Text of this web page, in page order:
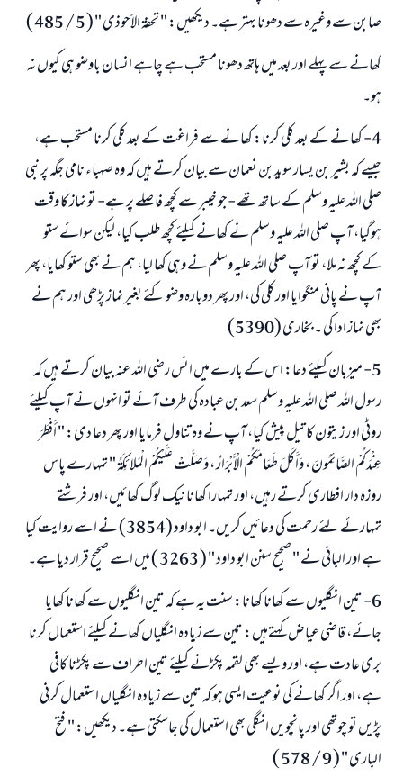
صابن سے وغیرہ سے دھونا بہتر ہے۔ دیکھیں: " تحفة الأحوذی " ( 5 / 485 )
کھانے سے پہلے اور بعد میں ہاتھ دھونا مستحب ہے چاہے انسان باوضو ہی کیوں نہ
ہو۔
4- کھانے کے بعد کلی کرنا: کھانے سے فراغت کے بعد کلی کرنا مستحب ہے،
جیسے کہ بشیر بن یسار سوید بن نعمان سے بیان کرتے ہیں کہ وہ صہباء نامی جگہ پر نبی
صلی اللہ علیہ وسلم کے ساتھ تھے -جو خیبر سے کچھ فاصلے پر ہے- تو نماز کا وقت
ہوگیا، آپ صلی اللہ علیہ وسلم نے کھانے کیلئے کچھ طلب کیا، لیکن سوائے ستو
کے کچھ نہ ملا، تو آپ صلی اللہ علیہ وسلم نے وہی کھا لیا، ہم نے بھی ستو کھایا، پھر
آپ نے پانی منگوایا اور کلی کی، اور پھر دوبارہ وضو کئے بغیر نماز پڑھی اور ہم نے
بھی نماز ادا کی ۔ بخاری (5390)
5- میزبان کیلئے دعا: اس کے بارے میں انس رضی اللہ عنہ بیان کرتے ہیں کہ
رسول اللہ صلی اللہ علیہ وسلم سعد بن عبادہ کی طرف آئے تو انہوں نے آپ کیلئے
روٹی اور زیتون کا تیل پیش کیا، آپ نے وہ تناول فرمایا اور پھر دعا دی: " أَفْطَرَ
عِنْدَكُمْ الصَّائِمُونَ ، وَأَكَلَ طَعَامَكُمْ الْأَبْرَارُ ، وَصَلَّتْ عَلَيْكُمْ الْمَلائِكَةُ " تمہارے پاس
روزہ دار افطاری کرتے رہیں، اور تمہارا کھانا نیک لوگ کھائیں، اور فرشتے
تمہارئے لئے رحمت کی دعائیں کریں۔ ابو داود (3854) نے اسے روایت کیا
ہے اور البانی نے " صحيح سنن ابو داود " ( 3263 ) میں اسے صحیح قرار دیا ہے۔
6- تین انگلیوں سے کھانا کھانا: سنت یہ ہے کہ تین انگلیوں سے کھانا کھایا
جائے، قاضی عیاض کہتےہیں: تین سے زیادہ انگلیاں کھانے کیلئے استعمال کرنا
بری عادت ہے، اور ویسے بھی لقمہ پکڑنے کیلئے تین اطراف سے پکڑنا کافی
ہے، اور اگر کھانے کی نوعیت ایسی ہو کہ تین سے زیادہ انگلیاں استعمال کرنی
پڑیں تو چوتھی اور پانچویں انگلی بھی استعمال کی جاسکتی ہے۔ دیکھیں: " فتح
الباری " ( 9 / 578 )